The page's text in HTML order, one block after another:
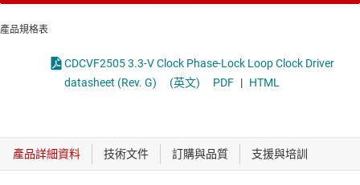
產品規格表
CDCVF2505 3.3-V Clock Phase-Lock Loop Clock Driver
datasheet (Rev. G)
(英文) PDF | HTML